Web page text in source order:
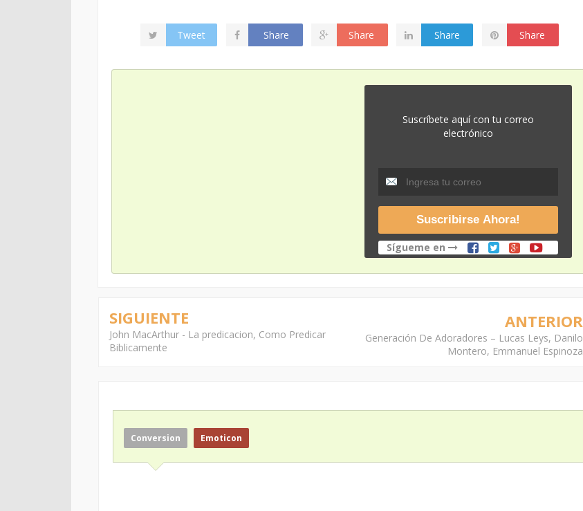
Tweet Share Share Share Share
Suscríbete aquí con tu correo
electrónico
Sígueme en
SIGUIENTE
John MacArthur - La predicacion, Como Predicar
Biblicamente
ANTERIOR
Generación De Adoradores – Lucas Leys, Danilo
Montero, Emmanuel Espinoza
Conversion Emoticon